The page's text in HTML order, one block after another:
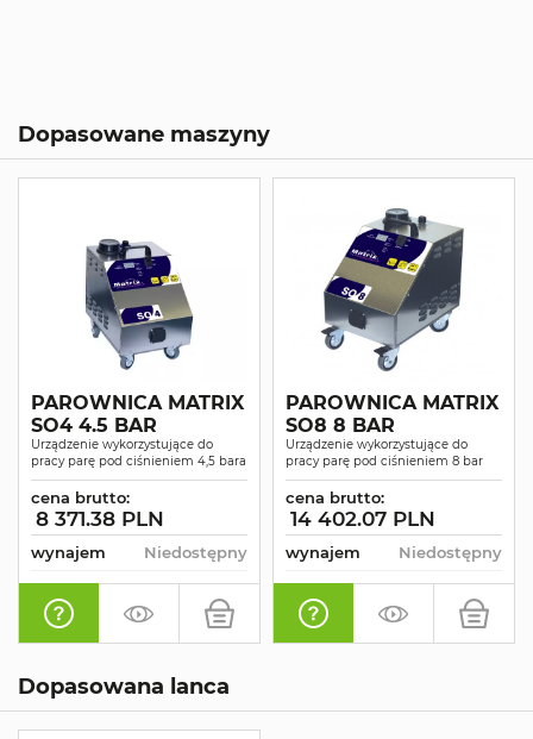
Dopasowane maszyny
PAROWNICA MATRIX
SO4 4.5 BAR
Urządzenie wykorzystujące do
pracy parę pod ciśnieniem 4,5 bara
cena brutto:
8 371.38 PLN
wynajem Niedostępny
PAROWNICA MATRIX
SO8 8 BAR
Urządzenie wykorzystujące do
pracy parę pod ciśnieniem 8 bar
cena brutto:
14 402.07 PLN
wynajem Niedostępny
Dopasowana lanca